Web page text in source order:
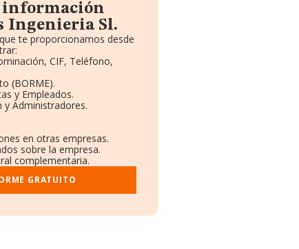
información
Ingenieria Sl.
te proporcionamos desde
CIF, Teléfono,
(BORME).
y Empleados.
Administradores.
en otras empresas.
sobre la empresa.
complementaria.
GRATUITO